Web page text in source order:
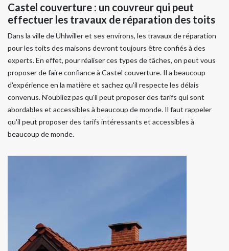
Castel couverture : un couvreur qui peut
effectuer les travaux de réparation des toits
Dans la ville de Uhlwiller et ses environs, les travaux de réparation
pour les toits des maisons devront toujours être confiés à des
experts. En effet, pour réaliser ces types de tâches, on peut vous
proposer de faire confiance à Castel couverture. Il a beaucoup
d'expérience en la matière et sachez qu'il respecte les délais
convenus. N'oubliez pas qu'il peut proposer des tarifs qui sont
abordables et accessibles à beaucoup de monde. Il faut rappeler
qu'il peut proposer des tarifs intéressants et accessibles à
beaucoup de monde.